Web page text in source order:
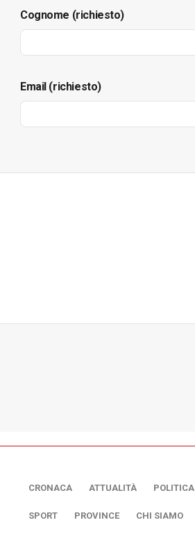
Cognome (richiesto)
Email (richiesto)
CRONACA ATTUALITÀ POLITICA
SPORT PROVINCE CHI SIAMO